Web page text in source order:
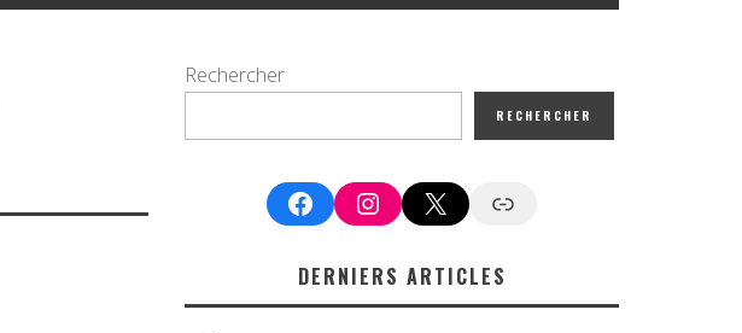
Rechercher
RECHERCHER
FacebookInstagram
X Google News
DERNIERS ARTICLES